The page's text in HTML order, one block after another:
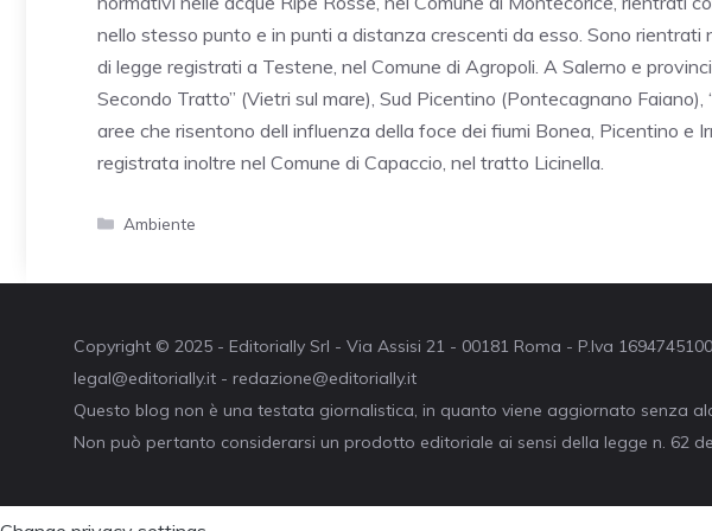
nello stesso punto e in punti a distanza crescenti da esso. Sono rientrati
di legge registrati a Testene, nel Comune di Agropoli. A Salerno e
Secondo Tratto” (Vietri sul mare), Sud Picentino (Pontecagnano Faiano),
aree che risentono dell influenza della foce dei fiumi Bonea, Picentino e
registrata inoltre nel Comune di Capaccio, nel tratto Licinella.
Categorie
Ambiente
Copyright © 2025 - Editorially Srl - Via Assisi 21 - 00181 Roma - P.Iva
legal@editorially.it - redazione@editorially.it
Questo blog non è una testata giornalistica, in quanto viene aggiornato senza
Non può pertanto considerarsi un prodotto editoriale ai sensi della legge n. 62